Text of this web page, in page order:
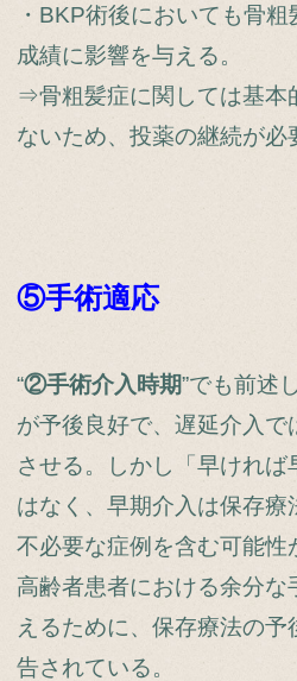
・BKP術後においても骨
成績に影響を与える。
⇒骨粗髪症に関しては基本
ないため、投薬の継続が必
⑤手術適応
“②手術介入時期”でも前述
が予後良好で、遅延介入
させる。しかし「早けれ
はなく、早期介入は保存
不必要な症例を含む可能性
高齢者患者における余分な
えるために、保存療法の
告されている。